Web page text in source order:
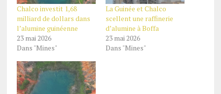
Chalco investit 1,68
milliard de dollars dans
l’alumine guinéenne
23 mai 2026
Dans "Mines"
La Guinée et Chalco
scellent une raffinerie
d’alumine à Boffa
23 mai 2026
Dans "Mines"